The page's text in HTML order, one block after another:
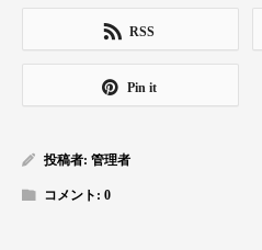
RSS
Pin it
投稿者: 管理者
コメント: 0